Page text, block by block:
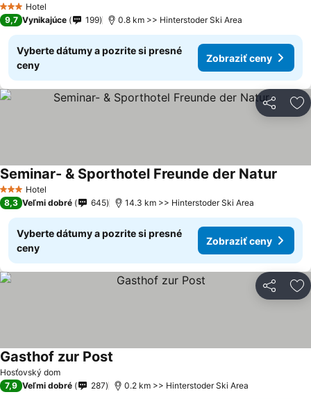
3 Počet hviezdičiek
Hotel
9,7 Vynikajúce 199 0.8 km >> Hinterstoder Ski Area
Vyberte dátumy a pozrite si presné
ceny
Zobraziť ceny
Zdieľať
3 Počet hviezdičiek
Hotel
Seminar- & Sporthotel Freunde der Natur
8,3 Veľmi dobré 645 14.3 km >> Hinterstoder Ski Area
Vyberte dátumy a pozrite si presné
ceny
Zobraziť ceny
Zdieľať
Hosťovský dom
Gasthof zur Post
7,9 Veľmi dobré 287 0.2 km >> Hinterstoder Ski Area